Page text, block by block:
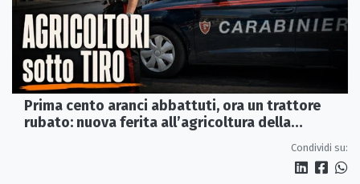
Prima cento aranci abbattuti, ora un trattore
rubato: nuova ferita all’agricoltura della
Condividi su: